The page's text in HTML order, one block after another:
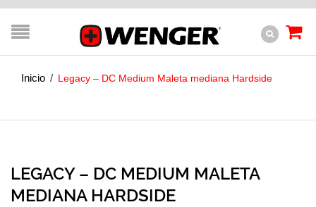
Inicio / Legacy – DC Medium Maleta mediana Hardside
LEGACY – DC MEDIUM MALETA
MEDIANA HARDSIDE